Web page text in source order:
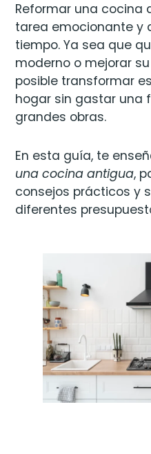
Reformar una cocina
tarea emocionante y
tiempo. Ya sea que
moderno o mejorar
posible transformar
hogar sin gastar una
grandes obras.
En esta guía, te
una cocina antigua,
consejos prácticos y
diferentes